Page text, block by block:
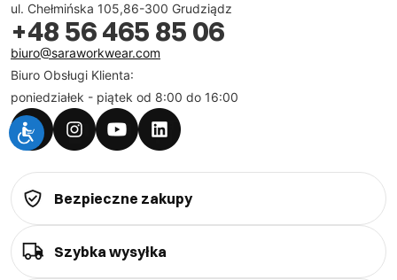
ul. Chełmińska 105,86-300 Grudziądz
+48 56 465 85 06
biuro@saraworkwear.com
Biuro Obsługi Klienta:
poniedziałek - piątek od 8:00 do 16:00
Bezpieczne zakupy
Szybka wysyłka